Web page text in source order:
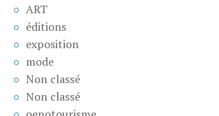
ART
éditions
exposition
mode
Non classé
Non classé